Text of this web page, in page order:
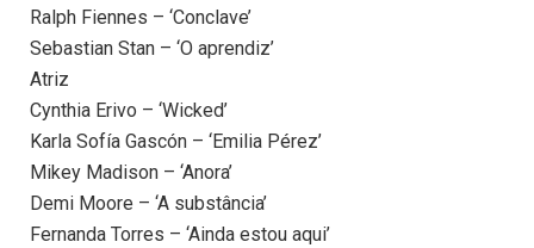
Ralph Fiennes – ‘Conclave’
Sebastian Stan – ‘O aprendiz’
Atriz
Cynthia Erivo – ‘Wicked’
Karla Sofía Gascón – ‘Emilia Pérez’
Mikey Madison – ‘Anora’
Demi Moore – ‘A substância’
Fernanda Torres – ‘Ainda estou aqui’